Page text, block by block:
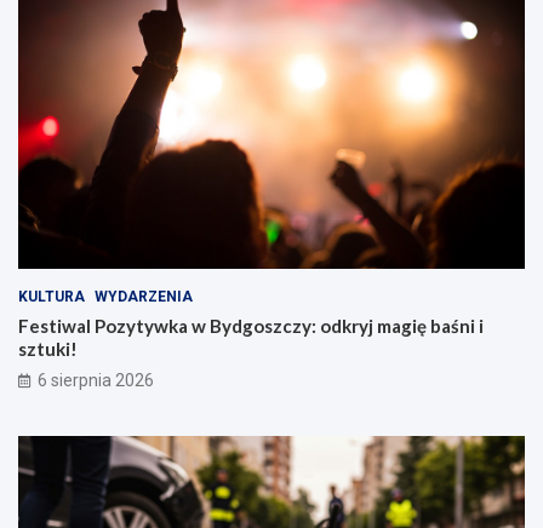
KULTURA WYDARZENIA
Festiwal Pozytywka w Bydgoszczy: odkryj magię baśni i
sztuki!
6 sierpnia 2026